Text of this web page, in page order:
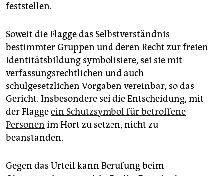
feststellen.
Soweit die Flagge das Selbstverständnis
bestimmter Gruppen und deren Recht zur freien
Identitätsbildung symbolisiere, sei sie mit
verfassungsrechtlichen und auch
schulgesetzlichen Vorgaben vereinbar, so das
Gericht. Insbesondere sei die Entscheidung, mit
der Flaggeein Schutzsymbol für betroffene
Personen im Hort zu setzen, nicht zu
beanstanden.
Gegen das Urteil kann Berufung beim